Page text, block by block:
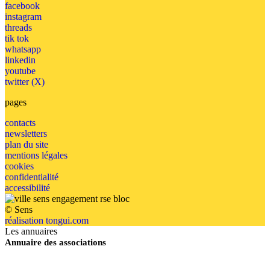
facebook
instagram
threads
tik tok
whatsapp
linkedin
youtube
twitter (X)
pages
contacts
newsletters
plan du site
mentions légales
cookies
confidentialité
accessibilité
© Sens
réalisation tongui.com
Les annuaires
Annuaire des associations